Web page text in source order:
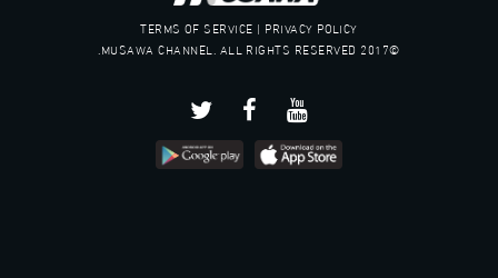
TERMS OF SERVICE | PRIVACY POLICY
©2017 MUSAWA CHANNEL. ALL RIGHTS RESERVED.